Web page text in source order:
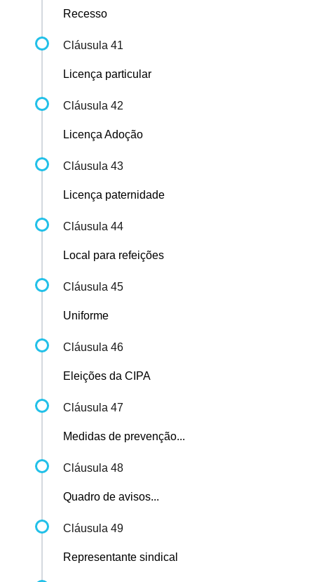
Recesso
Cláusula 41
Licença particular
Cláusula 42
Licença Adoção
Cláusula 43
Licença paternidade
Cláusula 44
Local para refeições
Cláusula 45
Uniforme
Cláusula 46
Eleições da CIPA
Cláusula 47
Medidas de prevenção...
Cláusula 48
Quadro de avisos...
Cláusula 49
Representante sindical